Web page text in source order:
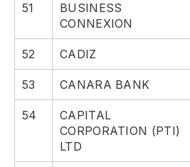
51
BUSINESS
CONNEXION
52 CADIZ
53 CANARA BANK
54
CAPITAL
CORPORATION (PTI)
LTD